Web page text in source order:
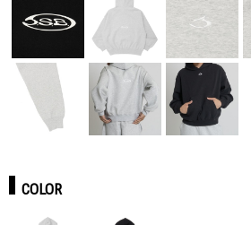
COLOR